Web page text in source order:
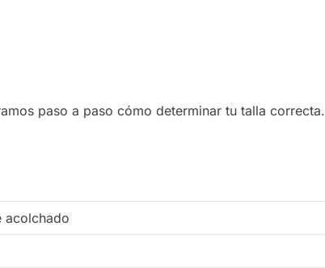
paso a paso cómo determinar tu talla correcta.
acolchado